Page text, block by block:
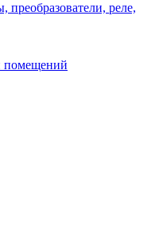
преобразователи, реле,
помещений